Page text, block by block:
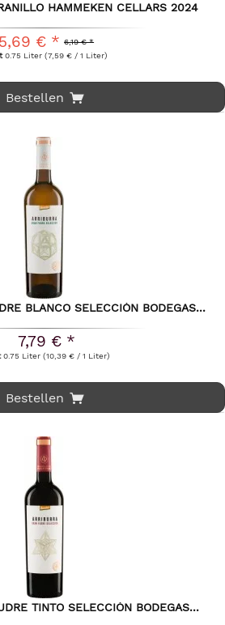
HAMMEKEN CELLARS 2024
6,19 € *
5,69 € *
0.75 Liter(7,59 € / 1 Liter)
Bestellen
BLANCO SELECCIÓN BODEGAS...
7,79 € *
0.75 Liter (10,39 € / 1 Liter)
Bestellen
TINTO SELECCIÓN BODEGAS...